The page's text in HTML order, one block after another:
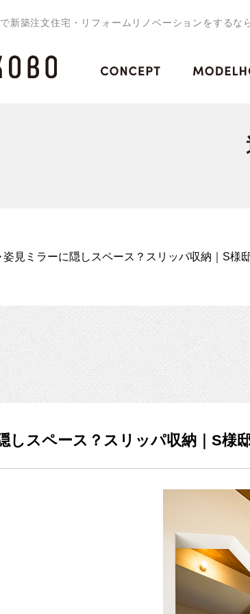
新築注文住宅・リフォームリノベーションをするな
姿見ミラーに隠しスペース？スリッパ収納｜S様
しスペース？スリッパ収納｜S様